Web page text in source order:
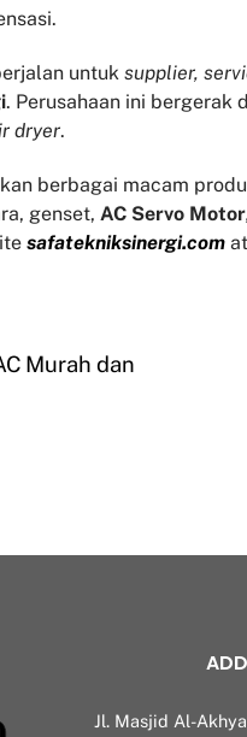
untuk supplier,
. Perusahaan ini bergerak
dryer.
berbagai macam
genset, AC Servo Motor
safatekniksinergi.com
Murah dan
Jl. Masjid Al-